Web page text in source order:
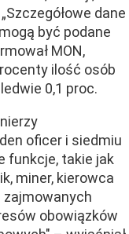
dane
być podane
MON,
ilość osób
0,1 proc.
oficer i siedmiu
funkcje, takie jak
miner, kierowca
zajmowanych
obowiązków